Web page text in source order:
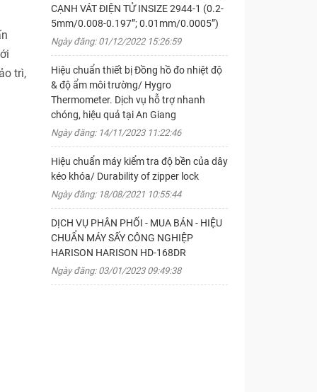
trì,
CẠNH VÁT ĐIỆN TỬ INSIZE 2944-1 (0.2-
5mm/0.008-0.197”; 0.01mm/0.0005”)
Ngày đăng: 01/12/2022 15:26:59
Hiệu chuẩn thiết bị Đồng hồ đo nhiệt độ
& độ ẩm môi trường/ Hygro
Thermometer. Dịch vụ hỗ trợ nhanh
chóng, hiệu quả tại An Giang
Ngày đăng: 14/11/2023 11:22:46
Hiệu chuẩn máy kiểm tra độ bền của dây
kéo khóa/ Durability of zipper lock
Ngày đăng: 18/08/2021 10:55:44
DỊCH VỤ PHÂN PHỐI - MUA BÁN - HIỆU
CHUẨN MÁY SẤY CÔNG NGHIỆP
HARISON HARISON HD-168DR
Ngày đăng: 03/01/2023 09:49:38